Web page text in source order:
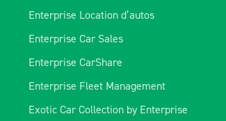
Enterprise Location d’autos
Enterprise Car Sales
Enterprise CarShare
Enterprise Fleet Management
Exotic Car Collection by Enterprise